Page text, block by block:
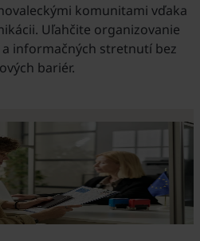
komunitami vďaka
Uľahčite organizovanie
informačných stretnutí bez
bariér.